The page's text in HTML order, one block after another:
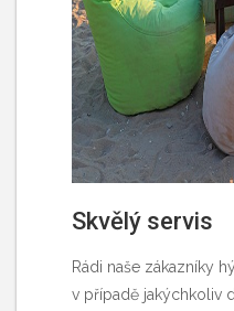
Skvělý servis
Rádi naše zákazníky
v případě jakýchkoliv